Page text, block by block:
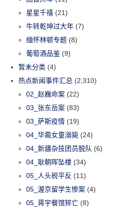
星星千禧 (21)
牛转乾坤过大年 (7)
缅怀林顿专题 (8)
葡萄酒品鉴 (9)
暂未分类 (4)
热点新闻事件汇总 (2,310)
02_赵巍命案 (22)
03_张东岳案 (83)
03_萨斯疫情 (19)
04_华裔女童溺毙 (24)
04_新疆杂技团员脱队 (6)
04_耿朝晖坠楼 (34)
05_人头税平反 (11)
05_渥京留学生惨案 (4)
05_蒋宇餐馆猝亡 (8)